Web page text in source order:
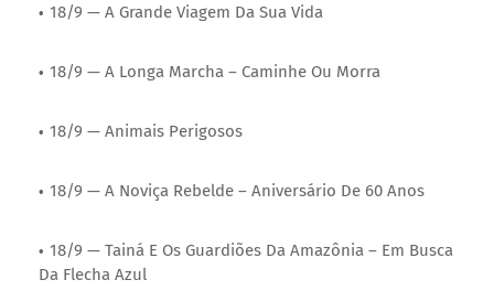
18/9 — A Grande Viagem Da Sua Vida
18/9 — A Longa Marcha – Caminhe Ou Morra
18/9 — Animais Perigosos
18/9 — A Noviça Rebelde – Aniversário De 60 Anos
18/9 — Tainá E Os Guardiões Da Amazônia – Em Busca
Da Flecha Azul